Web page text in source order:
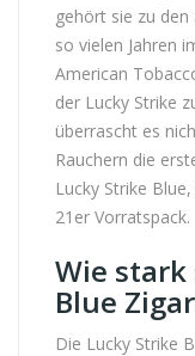
gehört sie zu
so vielen Jahren
American
der Lucky Strike
überrascht es
Rauchern die
Lucky Strike
21er Vorratspack.
Wie stark
Blue
Die Lucky Strike